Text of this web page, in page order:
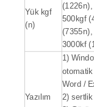
Yük kgf
(n)
(1226n),
500kgf
(7355n),
3000kf
Yazılım
1)
otomatik
Word /
2)